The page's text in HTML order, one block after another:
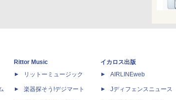
Rittor Music
リットーミュージック
楽器探そう!デジマート
イカロス出版
AIRLINEweb
Jディフェンスニュース